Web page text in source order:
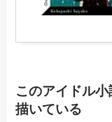
このアイドル
描いている